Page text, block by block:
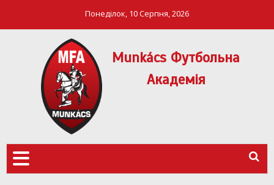
Понеділок, 10 Серпня, 2026
Munkács Футбольна
Академія